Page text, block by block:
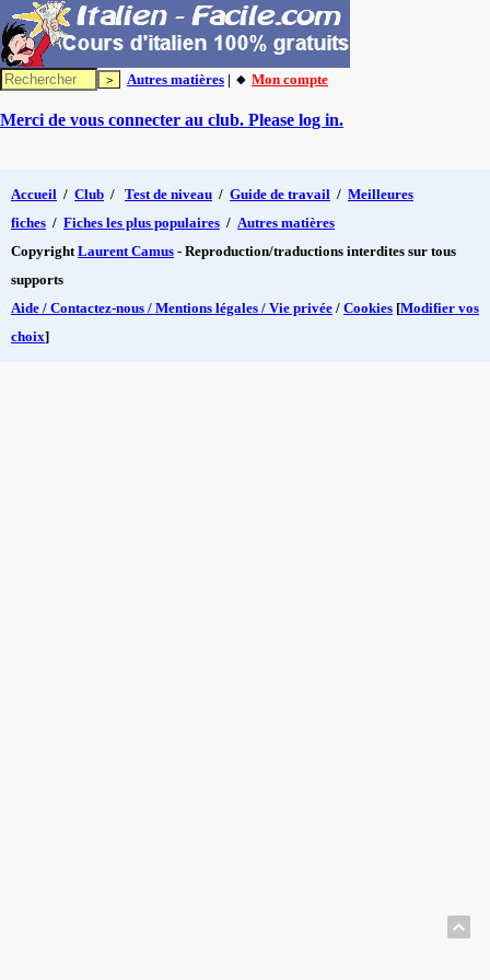
Autres matières | 🔸 Mon compte
Merci de vous connecter au club. Please log in.
Accueil / Club / Test de niveau / Guide de travail / Meilleures
fiches / Fiches les plus populaires / Autres matières
CopyrightLaurent Camus - Reproduction/traductions interdites sur tous
supports
Aide / Contactez-nous / Mentions légales / Vie privée / Cookies [Modifier vos
choix]